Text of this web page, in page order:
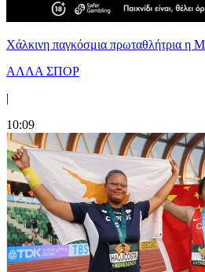
Χάλκινη παγκόσμια πρωταθλήτρια η
ΑΛΛΑ ΣΠΟΡ
|
10:09